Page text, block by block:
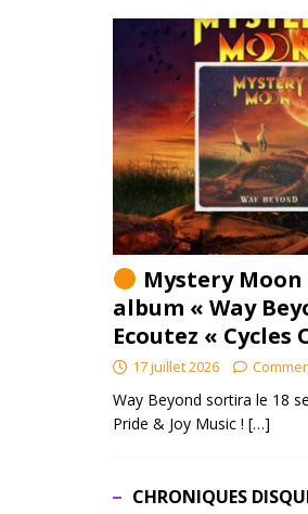
Mystery Moon
album « Way
Ecoutez « Cycles
17 juillet 2026
Way Beyond sortira le 18
Pride & Joy Music ! […]
CHRONIQUES